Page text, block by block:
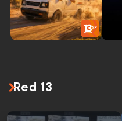
Red 13